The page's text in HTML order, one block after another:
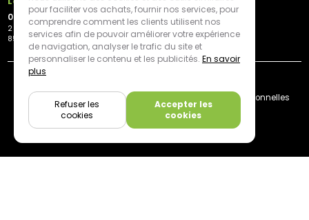
02 21 81 23 11
2 rue des Peupliers
85500 Les Herbiers
Livraison
Plan du site Mentions légales
Données personnelles
Cookies
pour faciliter vos achats, fournir nos services, pour
comprendre comment les clients utilisent nos
services afin de pouvoir améliorer votre expérience
de navigation, analyser le trafic du site et
personnaliser le contenu et les publicités. En savoir
plus
Accepter les
cookies
Refuser les
cookies